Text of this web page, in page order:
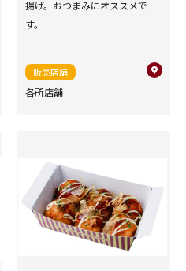
揚げ。おつまみにオススメで
す。
販売店舗
各所店舗